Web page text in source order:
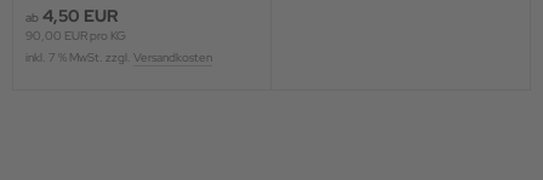
ab 4,50 EUR
90,00 EUR pro KG
inkl. 7 % MwSt. zzgl. Versandkosten